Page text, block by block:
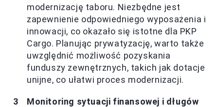
modernizację taboru. Niezbędne jest
zapewnienie odpowiedniego wyposażenia i
innowacji, co okazało się istotne dla PKP
Cargo. Planując prywatyzację, warto także
uwzględnić możliwość pozyskania
funduszy zewnętrznych, takich jak dotacje
unijne, co ułatwi proces modernizacji.
Monitoring sytuacji finansowej i długów